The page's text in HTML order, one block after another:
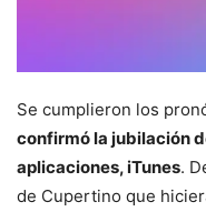
Se cumplieron los
confirmó la jubilación
aplicaciones, iTunes.
de Cupertino que